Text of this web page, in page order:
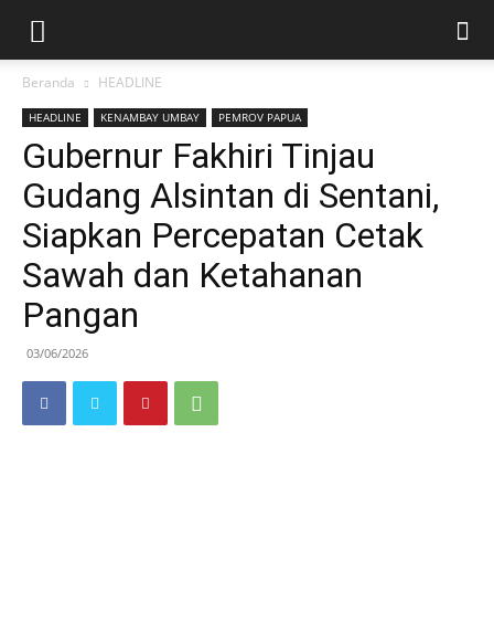
Beranda HEADLINE
HEADLINE KENAMBAY UMBAY PEMROV PAPUA
Gubernur Fakhiri Tinjau
Gudang Alsintan di Sentani,
Siapkan Percepatan Cetak
Sawah dan Ketahanan
Pangan
03/06/2026